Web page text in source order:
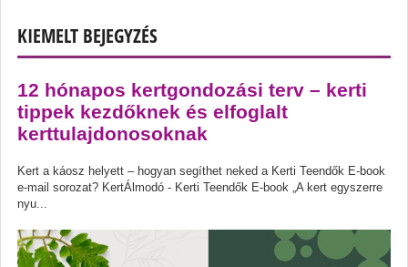
KIEMELT BEJEGYZÉS
12 hónapos kertgondozási terv – kerti
tippek kezdőknek és elfoglalt
kerttulajdonosoknak
Kert a káosz helyett – hogyan segíthet neked a Kerti Teendők E-book
e-mail sorozat? KertÁlmodó - Kerti Teendők E-book „A kert egyszerre
nyu...